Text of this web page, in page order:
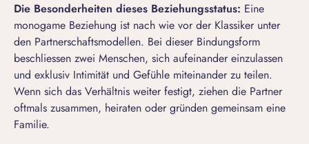
Die Besonderheiten dieses Beziehungsstatus: Eine
monogame Beziehung ist nach wie vor der Klassiker unter
den Partnerschaftsmodellen. Bei dieser Bindungsform
beschliessen zwei Menschen, sich aufeinander einzulassen
und exklusiv Intimität und Gefühle miteinander zu teilen.
Wenn sich das Verhältnis weiter festigt, ziehen die Partner
oftmals zusammen, heiraten oder gründen gemeinsam eine
Familie.